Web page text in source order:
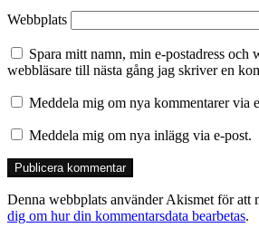
Webbplats
Spara mitt namn, min e-postadress och
webbläsare till nästa gång jag skriver en
Meddela mig om nya kommentarer via
Meddela mig om nya inlägg via e-post.
Denna webbplats använder Akismet för att
dig om hur din kommentarsdata bearbetas.